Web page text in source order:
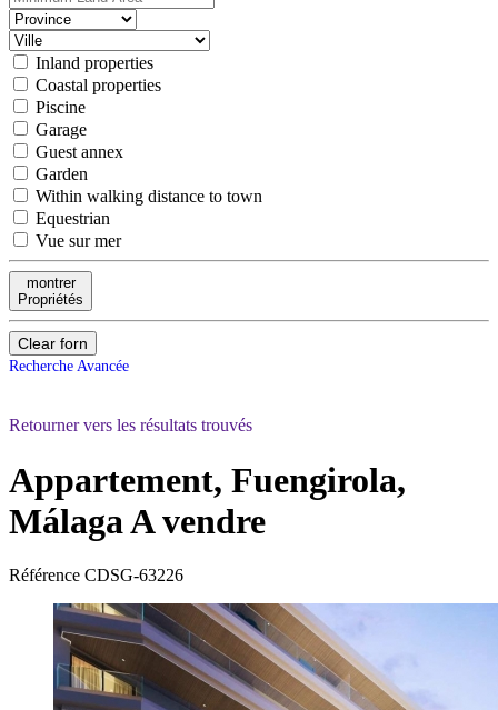
Inland properties
Coastal properties
Piscine
Garage
Guest annex
Garden
Within walking distance to town
Equestrian
Vue sur mer
montrer
Propriétés
Clear forn
Recherche Avancée
Retourner vers les résultats trouvés
Appartement, Fuengirola,
MálagaA vendre
Référence CDSG-63226